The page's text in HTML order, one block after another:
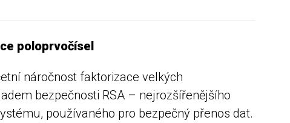
poloprvočísel
náročnost faktorizace velkých
bezpečnosti RSA ­­– nejrozšířenějšího
používaného pro bezpečný přenos dat.